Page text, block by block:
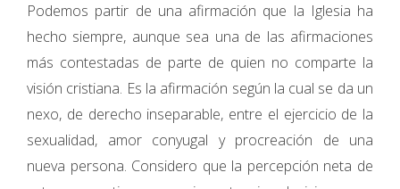
Podemos partir de una afirmación que la Iglesia ha
hecho siempre, aunque sea una de las afirmaciones
más contestadas de parte de quien no comparte la
visión cristiana. Es la afirmación según la cual se da un
nexo, de derecho inseparable, entre el ejercicio de la
sexualidad, amor conyugal y procreación de una
nueva persona. Considero que la percepción neta de